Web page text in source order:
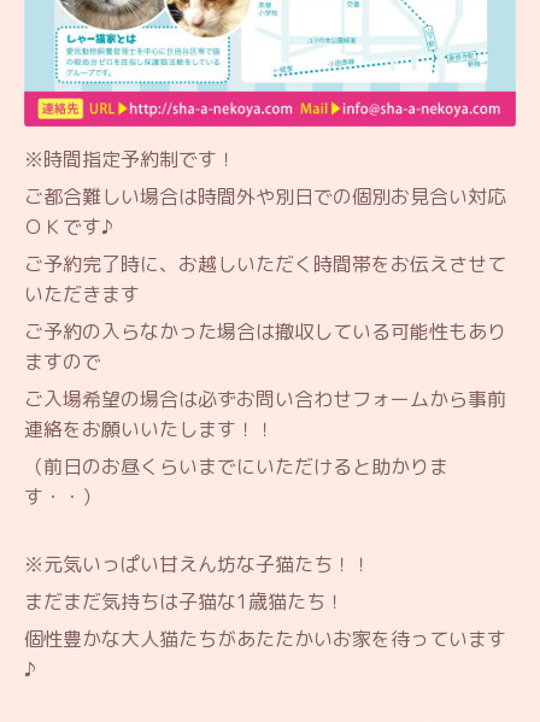
※時間指定予約制です！
ご都合難しい場合は時間外や別日での個別お見合い対応
ＯＫです♪
ご予約完了時に、お越しいただく時間帯をお伝えさせて
いただきます
ご予約の入らなかった場合は撤収している可能性もあり
ますので
ご入場希望の場合は必ずお問い合わせフォームから事前
連絡をお願いいたします！！
（前日のお昼くらいまでにいただけると助かりま
す・・）
※元気いっぱい甘えん坊な子猫たち！！
まだまだ気持ちは子猫な1歳猫たち！
個性豊かな大人猫たちがあたたかいお家を待っています
♪